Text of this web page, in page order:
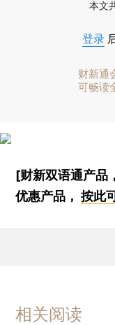
本文
登录
财新通
可畅读
[财新双语通产品
优惠产品，按此
相关阅读